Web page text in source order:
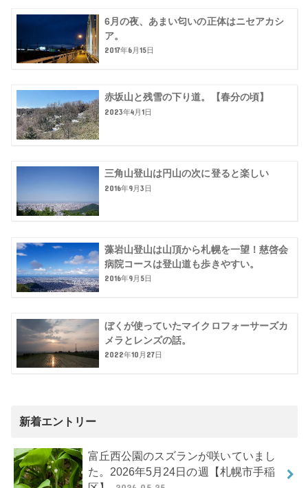
6月の夜、あまい匂いの正体はニセアカシ
ア。
2017年6月15日
赤坂山と残雪の下り道。【春分の頃】
2023年4月1日
三角山登山は円山の次に登ると楽しい
2016年9月3日
藻岩山登山は山頂から札幌を一望！慈啓会
病院コースは登山道も歩きやすい。
2016年9月5日
ぼくが使っていたマイクロフォーサーズカ
メラとレンズの話。
2022年10月27日
新着エントリー
富丘西公園のスズランが咲いていまし
た。2026年5月24日の週【札幌市手稲